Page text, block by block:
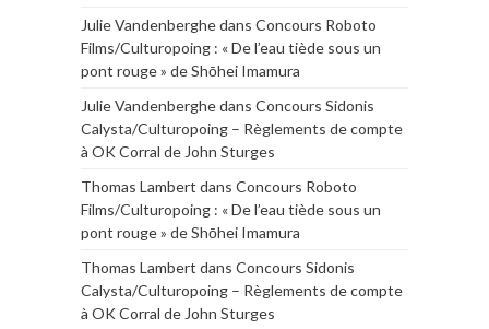
Julie Vandenberghedans Concours Roboto
Films/Culturopoing : « De l’eau tiède sous un
pont rouge » de Shōhei Imamura
Julie Vandenberghedans Concours Sidonis
Calysta/Culturopoing – Règlements de compte
à OK Corral de John Sturges
Thomas Lambert dans Concours Roboto
Films/Culturopoing : « De l’eau tiède sous un
pont rouge » de Shōhei Imamura
Thomas Lambert dans Concours Sidonis
Calysta/Culturopoing – Règlements de compte
à OK Corral de John Sturges